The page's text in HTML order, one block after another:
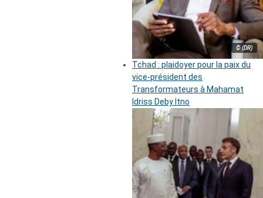
© (DR)
Tchad : plaidoyer pour la paix du
vice-président des
Transformateurs à Mahamat
Idriss Deby Itno